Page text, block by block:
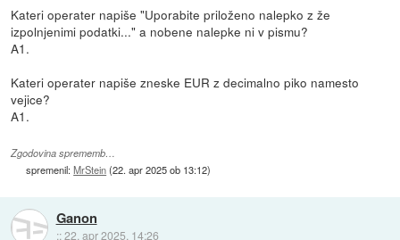
Kateri operater napiše "Uporabite priloženo nalepko z že
izpolnjenimi podatki..." a nobene nalepke ni v pismu?
A1.
Kateri operater napiše zneske EUR z decimalno piko namesto
vejice?
A1.
Zgodovina sprememb…
spremenil:MrStein(22. apr 2025 ob 13:12)
Ganon
::22. apr 2025, 14:26